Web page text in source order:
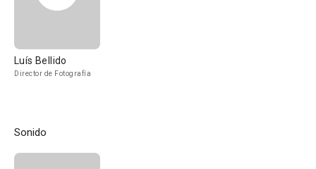
Luís Bellido
Director de Fotografía
Sonido